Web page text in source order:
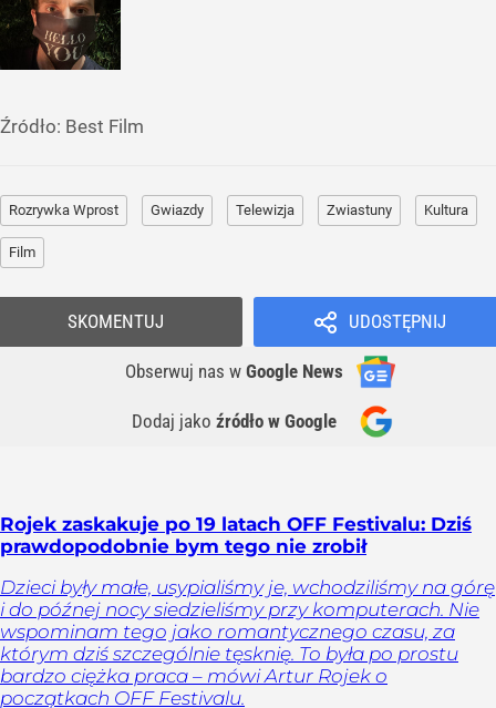
Źródło: Best Film
Rozrywka Wprost Gwiazdy Telewizja Zwiastuny Kultura
Film
UDOSTĘPNIJ
Obserwuj nas w Google News
Dodaj jako źródło w Google
SKOMENTUJ
Rojek zaskakuje po 19 latach OFF Festivalu: Dziś
prawdopodobnie bym tego nie zrobił
Dzieci były małe, usypialiśmy je, wchodziliśmy na górę
i do późnej nocy siedzieliśmy przy komputerach. Nie
wspominam tego jako romantycznego czasu, za
którym dziś szczególnie tęsknię. To była po prostu
bardzo ciężka praca – mówi Artur Rojek o
początkach OFF Festivalu.